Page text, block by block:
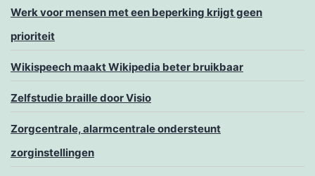
Werk voor mensen met een beperking krijgt geen
prioriteit
Wikispeech maakt Wikipedia beter bruikbaar
Zelfstudie braille door Visio
Zorgcentrale, alarmcentrale ondersteunt
zorginstellingen